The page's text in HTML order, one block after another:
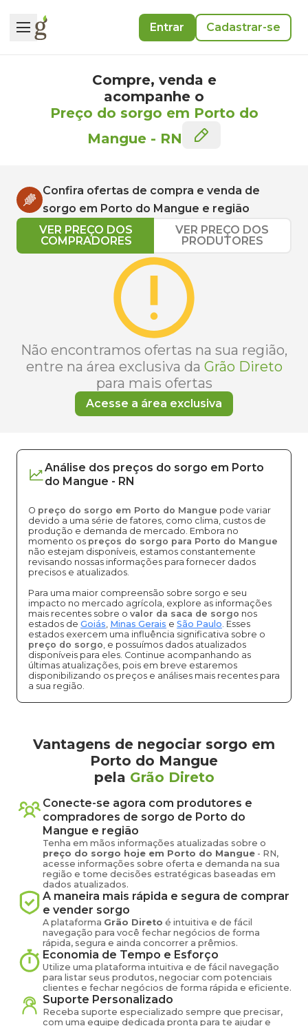
Entrar Cadastrar-se
Compre, venda e
acompanhe o
Preço do sorgo em Porto do
Mangue - RN
Confira ofertas de compra e venda de
sorgo em Porto do Mangue e região
VER PREÇO DOS
COMPRADORES
VER PREÇO DOS
PRODUTORES
Não encontramos ofertas na sua região,
entre na área exclusiva da Grão Direto
para mais ofertas
Acesse a área exclusiva
Análise dos preços do sorgo em Porto
do Mangue - RN
O preço do sorgo em Porto do Mangue pode variar
devido a uma série de fatores, como clima, custos de
produção e demanda de mercado. Embora no
momento os preços do sorgo para Porto do Mangue
não estejam disponíveis, estamos constantemente
revisando nossas informações para fornecer dados
precisos e atualizados.
Para uma maior compreensão sobre sorgo e seu
impacto no mercado agrícola, explore as informações
mais recentes sobre o valor da saca de sorgo nos
estados de Goiás, Minas Gerais e São Paulo. Esses
estados exercem uma influência significativa sobre o
preço do sorgo, e possuímos dados atualizados
disponíveis para eles. Continue acompanhando as
últimas atualizações, pois em breve estaremos
disponibilizando os preços e análises mais recentes para
a sua região.
Vantagens de negociar sorgo em
Porto do Mangue
pela Grão Direto
Conecte-se agora com produtores e
compradores de sorgo de Porto do
Mangue e região
Tenha em mãos informações atualizadas sobre o
preço do sorgo hoje em Porto do Mangue - RN,
acesse informações sobre oferta e demanda na sua
região e tome decisões estratégicas baseadas em
dados atualizados.
A maneira mais rápida e segura de comprar
e vender sorgo
A plataforma Grão Direto é intuitiva e de fácil
navegação para você fechar negócios de forma
rápida, segura e ainda concorrer a prêmios.
Economia de Tempo e Esforço
Utilize uma plataforma intuitiva e de fácil navegação
para listar seus produtos, negociar com potenciais
clientes e fechar negócios de forma rápida e eficiente.
Suporte Personalizado
Receba suporte especializado sempre que precisar,
com uma equipe dedicada pronta para te ajudar e